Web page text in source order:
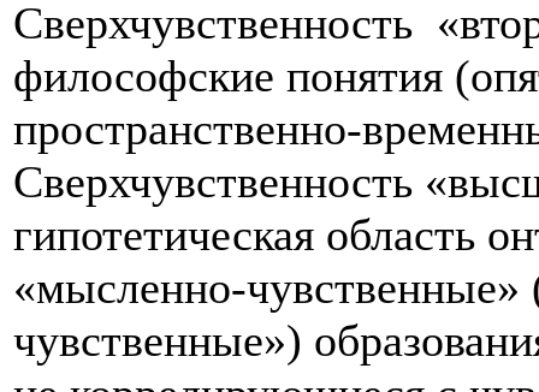
Сверхчувственность
философские понятия
пространственно-
Сверхчувственность
гипотетическая область
«мысленно-чувственные»
чувственные»)